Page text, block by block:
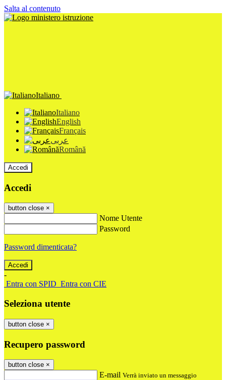
Salta al contenuto
Italiano
Italiano
English
Français
عربى
Română
Accedi
Accedi
button close ×
Nome Utente
Password
Password dimenticata?
-
Entra con SPID Entra con CIE
Seleziona utente
button close ×
Recupero password
button close ×
E-mail Verrà inviato un messaggio